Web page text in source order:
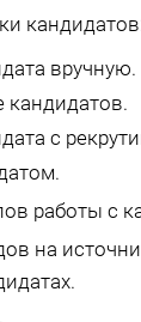
вручную.
кандидатов.
с
работы с
на